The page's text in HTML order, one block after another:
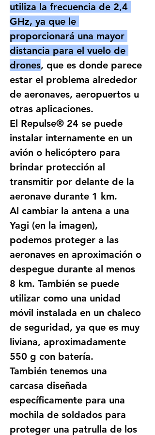
utiliza la frecuencia de 2,4
GHz, ya que le
proporcionará una mayor
distancia para el vuelo de
drones, que es donde parece
estar el problema alrededor
de aeronaves, aeropuertos u
otras aplicaciones.
El Repulse® 24 se puede
instalar internamente en un
avión o helicóptero para
brindar protección al
transmitir por delante de la
aeronave durante 1 km.
Al cambiar la antena a una
Yagi (en la imagen),
podemos proteger a las
aeronaves en aproximación o
despegue durante al menos
8 km. También se puede
utilizar como una unidad
móvil instalada en un chaleco
de seguridad, ya que es muy
liviana, aproximadamente
550 g con batería.
También tenemos una
carcasa diseñada
específicamente para una
mochila de soldados para
proteger una patrulla de los